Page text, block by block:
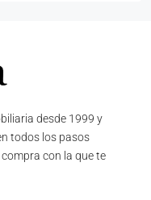
desde 1999 y
todos los pasos
con la que te